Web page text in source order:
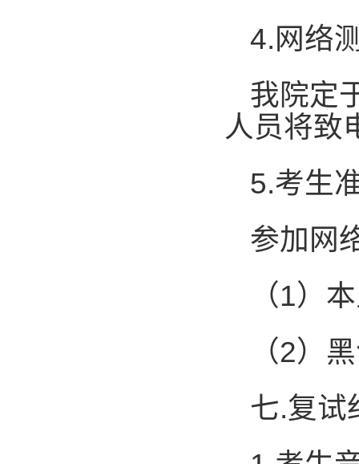
4. 网络
我院定
人员将致
5.考生
参加网
（1）
（2）
七.复试